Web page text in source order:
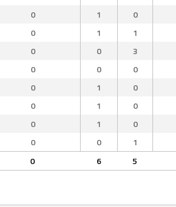
0 1 0
0 1 1
0 0 3
0 0 0
0 1 0
0 1 0
0 1 0
0 0 1
0 6 5